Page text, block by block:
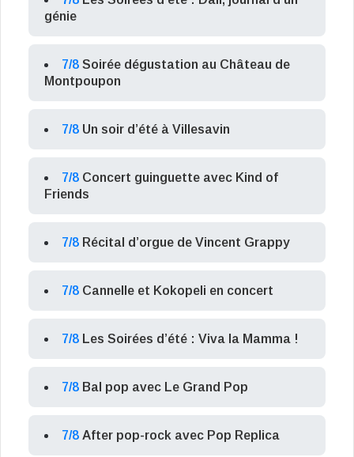
génie
7/8 Soirée dégustation au Château de
Montpoupon
7/8 Un soir d’été à Villesavin
7/8 Concert guinguette avec Kind of
Friends
7/8 Récital d’orgue de Vincent Grappy
7/8 Cannelle et Kokopeli en concert
7/8 Les Soirées d’été : Viva la Mamma !
7/8 Bal pop avec Le Grand Pop
7/8 After pop-rock avec Pop Replica